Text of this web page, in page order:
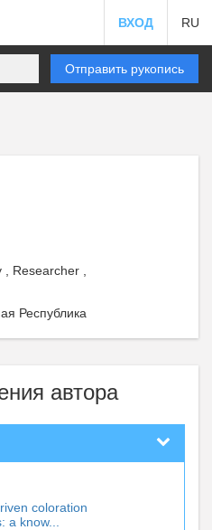
ВХОД RU
Отправить рукопись
Researcher ,
Республика
автора
coloration
a know...